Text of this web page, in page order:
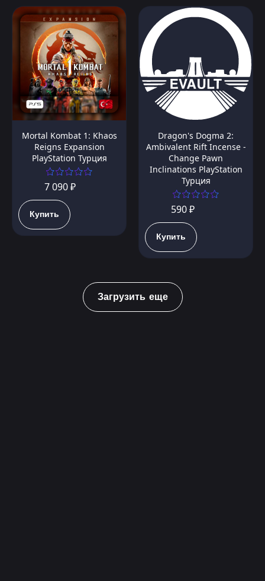
Mortal Kombat 1: Khaos
Reigns Expansion
PlayStation Турция
7 090 ₽
Купить
Dragon's Dogma 2:
Ambivalent Rift Incense -
Change Pawn
Inclinations PlayStation
Турция
590 ₽
Купить
Загрузить еще